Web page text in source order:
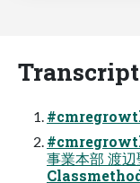
Transcript
事業本部 渡